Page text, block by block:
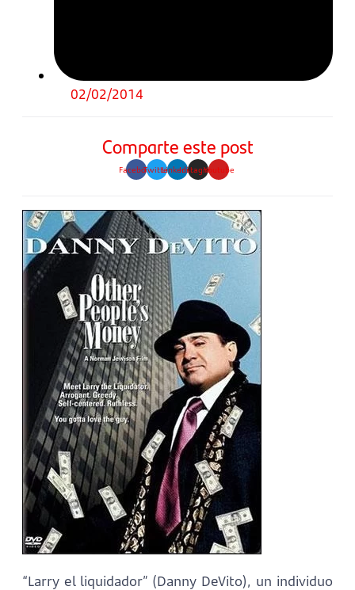
02/02/2014
Comparte este post
FacebookTwitterLinkedinInstagramYoutube
“Larry el liquidador” (Danny DeVito), un individuo